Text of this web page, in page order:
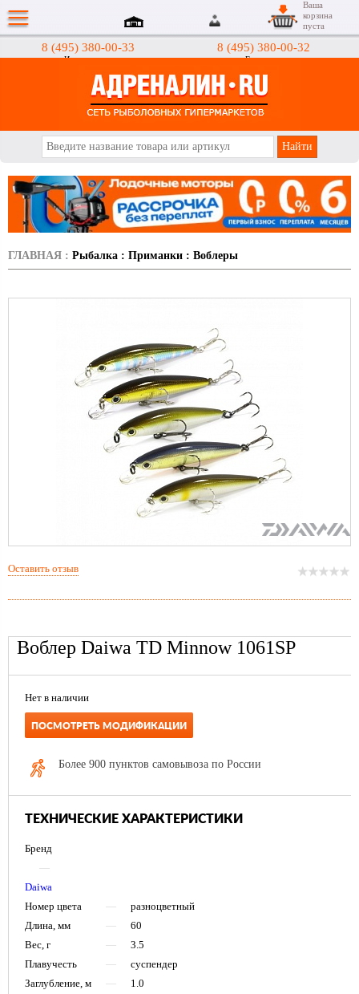
8 (495) 380-00-33
Интернет-магазин
8 (495) 380-00-32
Гипермаркеты
Ваша
корзина
пуста
ГЛАВНАЯ : Рыбалка : Приманки : Воблеры
Воблер Daiwa TD Minnow 1061SP
Нет в наличии
ПОСМОТРЕТЬ МОДИФИКАЦИИ
Более 900 пунктов самовывоза по России
ТЕХНИЧЕСКИЕ ХАРАКТЕРИСТИКИ
Бренд
—
Daiwa
Номер цвета
—
разноцветный
Длина, мм
—
60
Вес, г
—
3.5
Плавучесть
—
суспендер
Заглубление, м
— 1.0
Оставить отзыв